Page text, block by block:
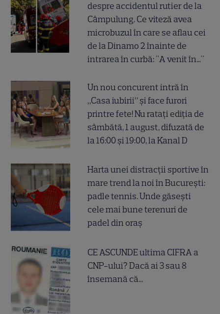
despre accidentul rutier de la
Câmpulung. Ce viteză avea
microbuzul în care se aflau cei
de la Dinamo 2 înainte de
intrarea în curbă: "A venit în..."
Un nou concurent intră în
„Casa iubirii” și face furori
printre fete! Nu ratați ediția de
sâmbătă, 1 august, difuzată de
la 16:00 și 19:00, la Kanal D
Harta unei distracții sportive în
mare trend la noi în București:
padle tennis. Unde găsești
cele mai bune terenuri de
padel din oraș
CE ASCUNDE ultima CIFRA a
CNP-ului? Dacă ai 3 sau 8
însemană că...